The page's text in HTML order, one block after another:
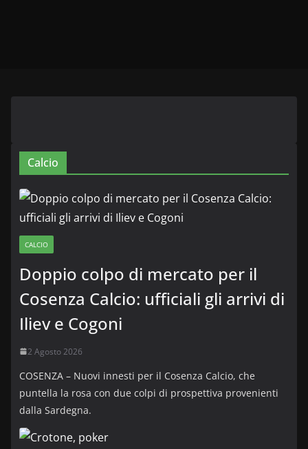
Calcio
CALCIO
Doppio colpo di mercato per il
Cosenza Calcio: ufficiali gli arrivi di
Iliev e Cogoni
2 Agosto 2026
COSENZA – Nuovi innesti per il Cosenza Calcio, che
puntella la rosa con due colpi di prospettiva provenienti
dalla Sardegna.